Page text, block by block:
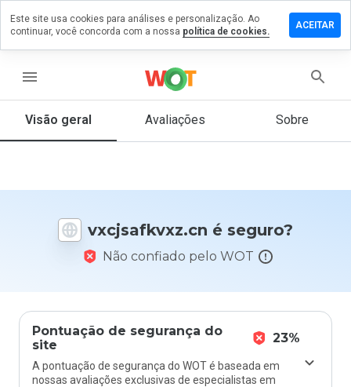
menu
Visão geral Avaliações Sobre
vxcjsafkvxz.cn é seguro?
Não confiado pelo WOT
Pontuação de segurança do
site
23%
A pontuação de segurança do WOT é baseada em
nossas avaliações exclusivas de especialistas em
um
que
Este site usa cookies para análises e personalização. Ao
continuar, você concorda com a nossa política de cookies.
ACEITAR